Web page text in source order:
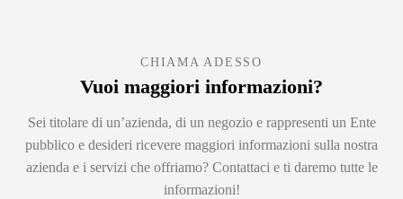
CHIAMA ADESSO
Vuoi maggiori informazioni?
Sei titolare di un’azienda, di un negozio e rappresenti un Ente
pubblico e desideri ricevere maggiori informazioni sulla nostra
azienda e i servizi che offriamo? Contattaci e ti daremo tutte le
informazioni!